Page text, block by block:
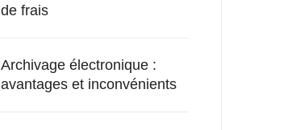
de frais
Archivage électronique :
avantages et inconvénients